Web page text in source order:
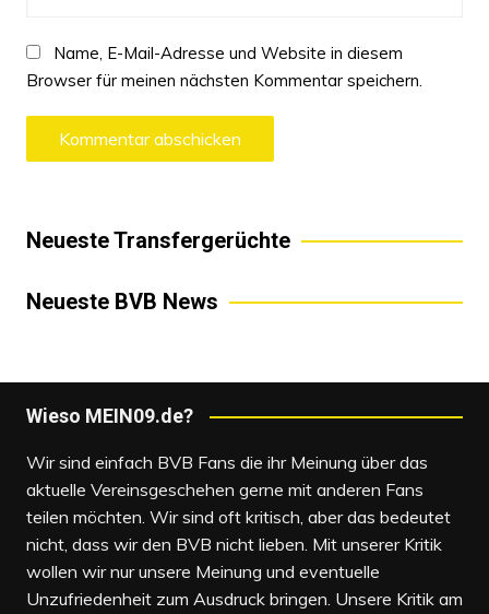
Name, E-Mail-Adresse und Website in diesem
Browser für meinen nächsten Kommentar speichern.
Neueste Transfergerüchte
Neueste BVB News
Wieso MEIN09.de?
Wir sind einfach BVB Fans die ihr Meinung über das
aktuelle Vereinsgeschehen gerne mit anderen Fans
teilen möchten. Wir sind oft kritisch, aber das bedeutet
nicht, dass wir den BVB nicht lieben. Mit unserer Kritik
wollen wir nur unsere Meinung und eventuelle
Unzufriedenheit zum Ausdruck bringen. Unsere Kritik am